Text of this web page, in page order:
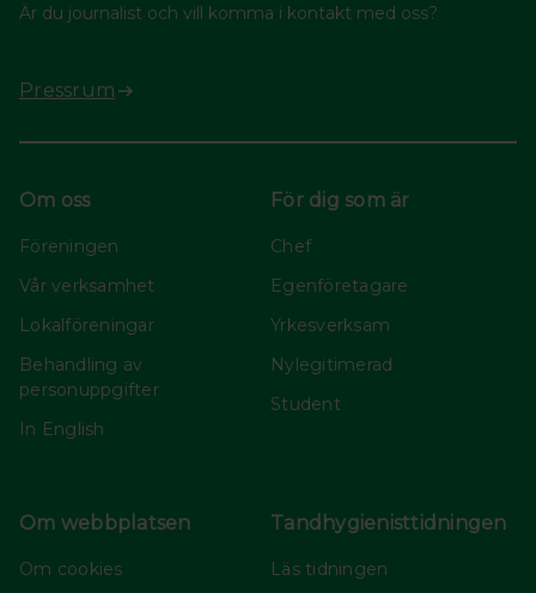
Är du journalist och vill komma i kontakt med oss?
Pressrum
Om oss
Föreningen
Vår verksamhet
Lokalföreningar
Behandling av
personuppgifter
In English
För dig som är
Chef
Egenföretagare
Yrkesverksam
Nylegitimerad
Student
Om webbplatsen
Om cookies
Tandhygienisttidningen
Läs tidningen